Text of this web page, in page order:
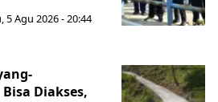
5 Agu 2026 - 20:44
Diakses,